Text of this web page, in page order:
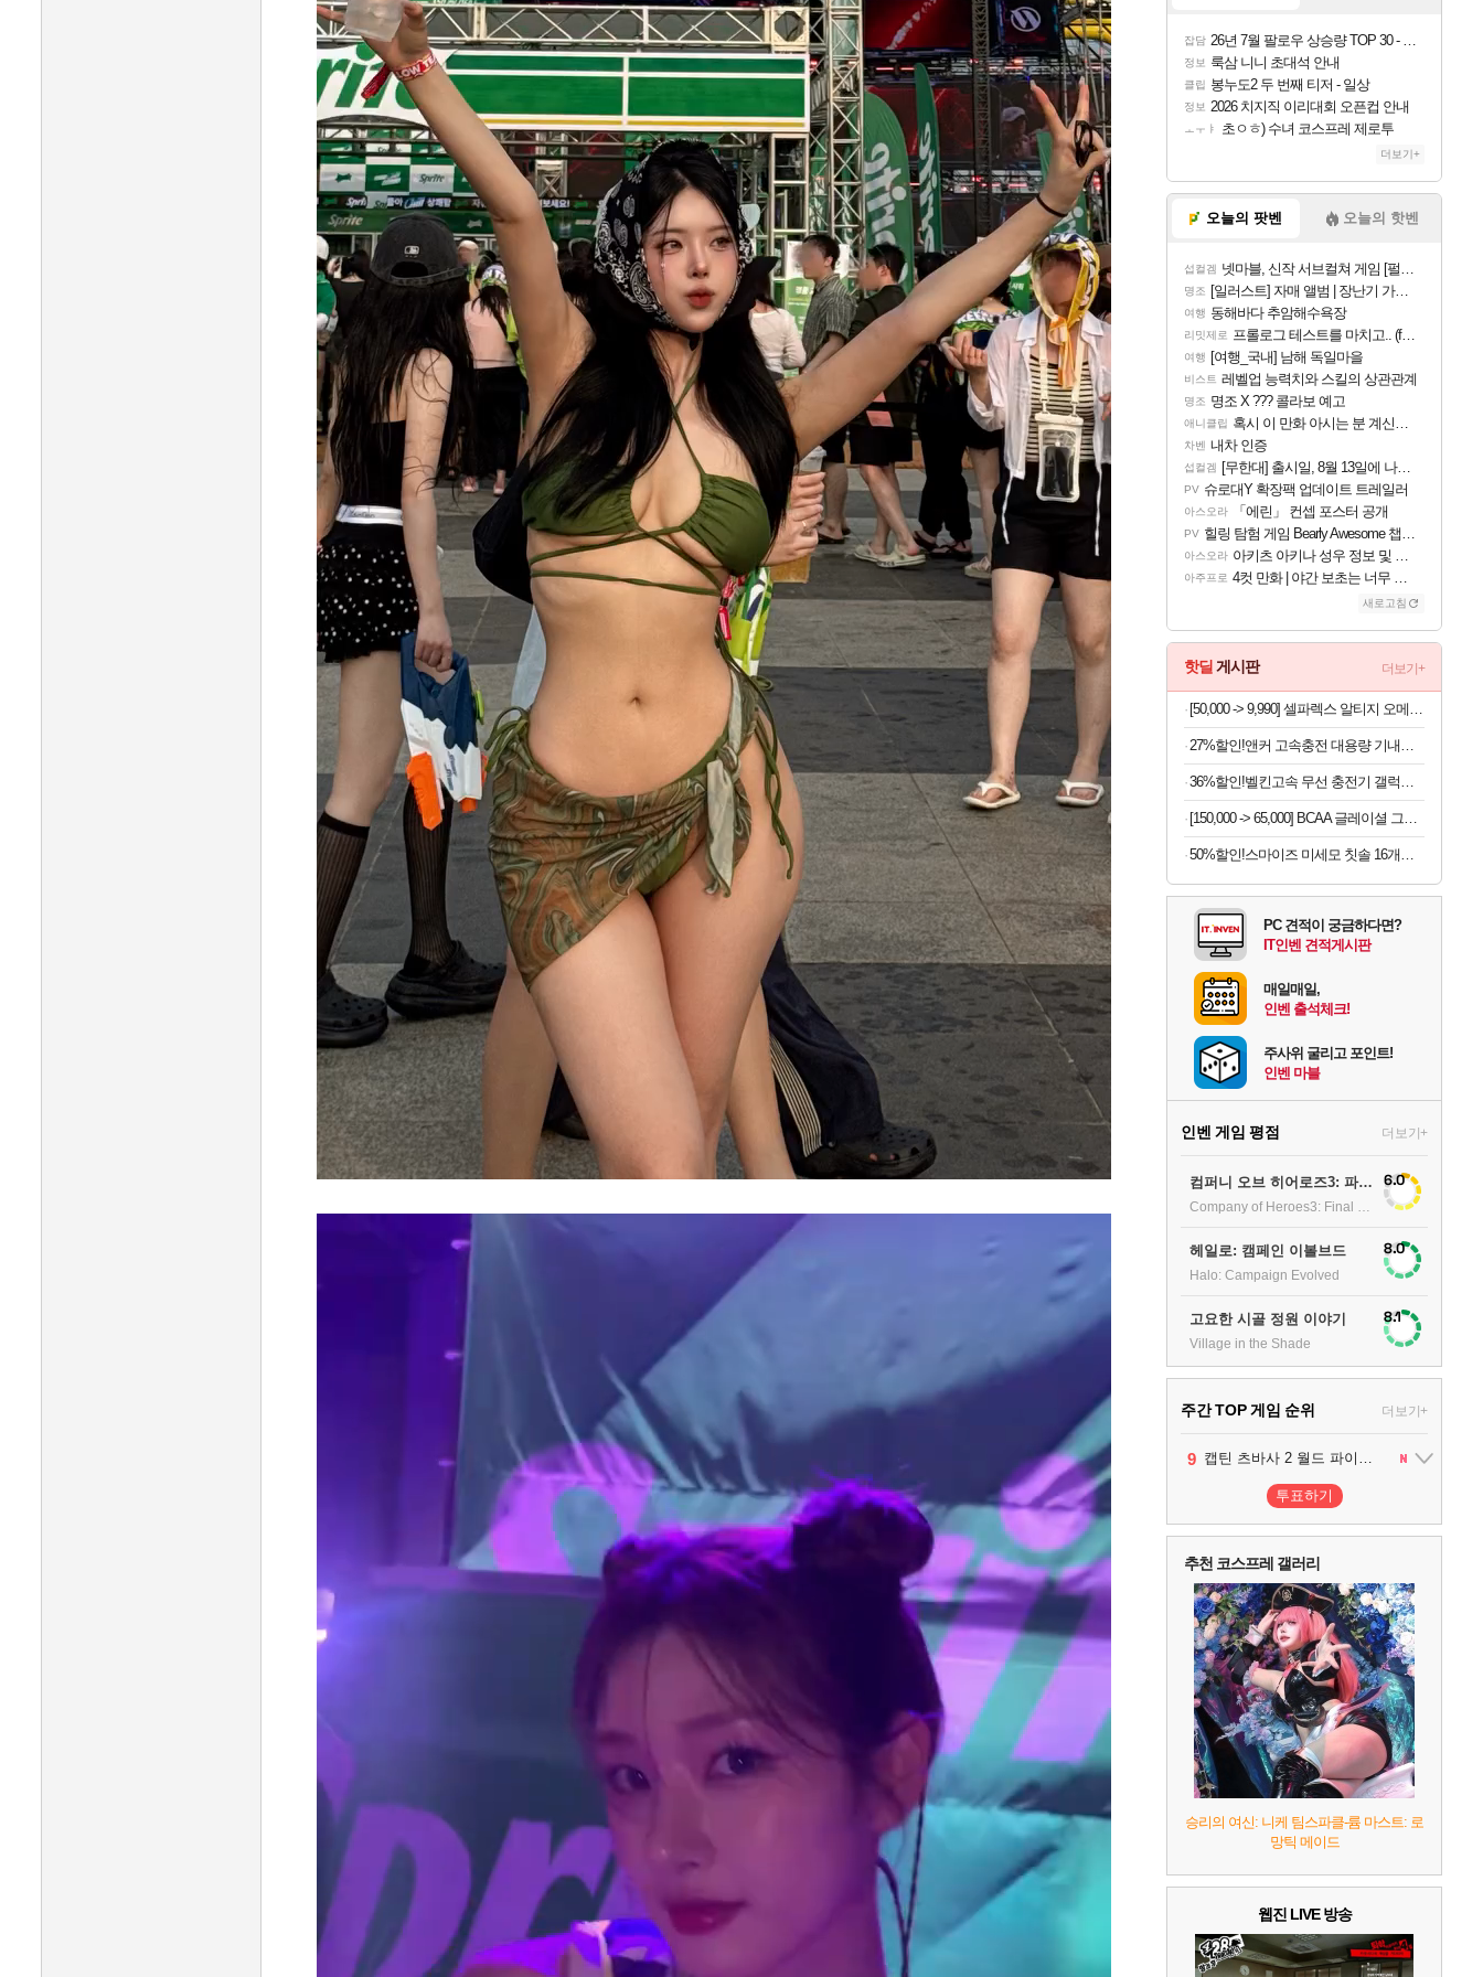
잡담 26년 7월 팔로우 상승량 TOP 30 - 월간 치지직
정보 룩삼 니니 초대석 안내
클립 봉누도2 두 번째 티저 - 일상
정보 2026 치지직 이리대회 오픈컵 안내
ㅗㅜㅑ 초ㅇㅎ) 수녀 코스프레 제로투
더보기+
오늘의 팟벤 오늘의 핫벤
섭컬겜 넷마블, 신작 서브컬쳐 게임 [펄 인 블루] 티저 사이트 오픈
명조 [일러스트] 자매 앨범 | 장난기 가득한 오후의 공원 (리메이크판)
여행 동해바다 추암해수욕장
리밋제로 프롤로그 테스트를 마치고.. (feat. 리아)
여행 [여행_국내] 남해 독일마을
비스트 레벨업 능력치와 스킬의 상관관계
명조 명조 X ??? 콜라보 예고
애니클립 혹시 이 만화 아시는 분 계신가요
차벤 내차 인증
섭컬겜 [무한대] 출시일, 8월 13일에 나오나
PV 슈로대Y 확장팩 업데이트 트레일러
아스오라 「에린」 컨셉 포스터 공개
PV 힐링 탐험 게임 Bearly Awesome 챕터 1 트레일러
아스오라 아키츠 아키나 성우 정보 및 주요 필모
아주프로 4컷 만화 | 야간 보초는 너무 힘들어
새로고침
핫딜 게시판 더보기+
[50,000 -> 9,990] 셀파렉스 알티지 오메가3 10캡슐 x 10박스
27%할인!앤커 고속충전 대용량 기내반입 보조배터리 A1695
36%할인!벨킨고속 무선 충전기 갤럭시S26 아이폰17 호환
[150,000 -> 65,000] BCAA 글레이셜 그레이프 745g x 2개
50%할인!스마이즈 미세모 칫솔 16개입 세트
PC 견적이 궁금하다면?
IT인벤 견적게시판
매일매일,
인벤 출석체크!
주사위 굴리고 포인트!
인벤 마블
인벤 게임 평점 더보기+
컴퍼니 오브 히어로즈3: 파이널 스탠드 6.0
헤일로: 캠페인 이볼브드
Halo: Campaign Evolved
8.0
고요한 시골 정원 이야기
Village in the Shade
8.1
주간 TOP 게임 순위 더보기+
1 팰월드
2 어쌔신 크리드: 블랙 플래그 리싱크드 1
3 프로야구스피리츠2026 2
4 드래곤소드 : 어웨이크닝 2
5 블라인드 삼국 1
6 그랑블루 판타지 리링크 - 엔드리스 라그나로크 1
7 리듬 천국 미라클 스타즈 2
8 헤일로: 캠페인 이볼브드 2
9 캡틴 츠바사 2 월드 파이터즈
10 레고 배트맨: 레거시 오브 더 다크 나이트
투표하기
추천 코스프레 갤러리
승리의 여신: 니케 팀스파클-륨 마스트: 로
망틱 메이드
웹진 LIVE 방송